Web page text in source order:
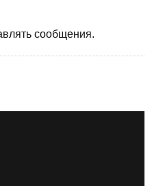
сообщения.